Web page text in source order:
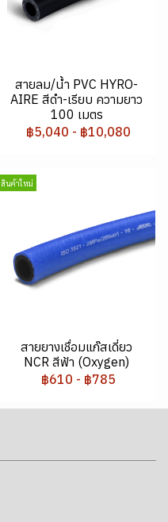
สายลม/น้ำ PVC HYRO-
AIRE สีดำ-เรียบ ความยาว
100 เมตร
฿5,040 - ฿10,080
สินค้าใหม่
สายยางเชื่อมแก๊สเดี่ยว
NCR สีฟ้า (Oxygen)
฿610 - ฿785